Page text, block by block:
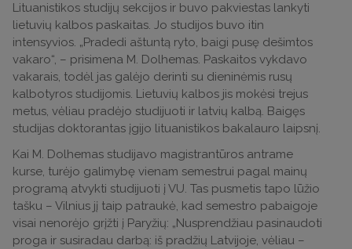
Lituanistikos studijų sekcijos ir buvo pakviestas lankyti
lietuvių kalbos paskaitas. Jo studijos buvo itin
intensyvios. „Pradedi aštuntą ryto, baigi pusę dešimtos
vakaro“, – prisimena M. Dolhemas. Paskaitos vykdavo
vakarais, todėl jas galėjo derinti su dieninėmis rusų
kalbotyros studijomis. Lietuvių kalbos jis mokėsi trejus
metus, vėliau pradėjo studijuoti ir latvių kalbą. Baigęs
studijas doktorantas įgijo lituanistikos bakalauro laipsnį.
Kai M. Dolhemas studijavo magistrantūros antrame
kurse, turėjo galimybę vienam semestrui pagal mainų
programą atvykti studijuoti į VU. Tas pusmetis tapo lūžio
tašku – Vilnius jį taip patraukė, kad semestro pabaigoje
visai nenorėjo grįžti į Paryžių: „Nusprendžiau pasinaudoti
proga ir susiradau darbą: iš pradžių Latvijoje, vėliau –